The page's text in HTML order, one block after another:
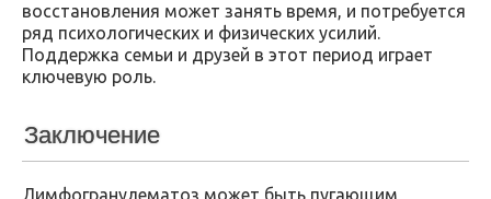
восстановления может занять время, и потребуется
ряд психологических и физических усилий.
Поддержка семьи и друзей в этот период играет
ключевую роль.
Заключение
Лимфогранулематоз может быть пугающим